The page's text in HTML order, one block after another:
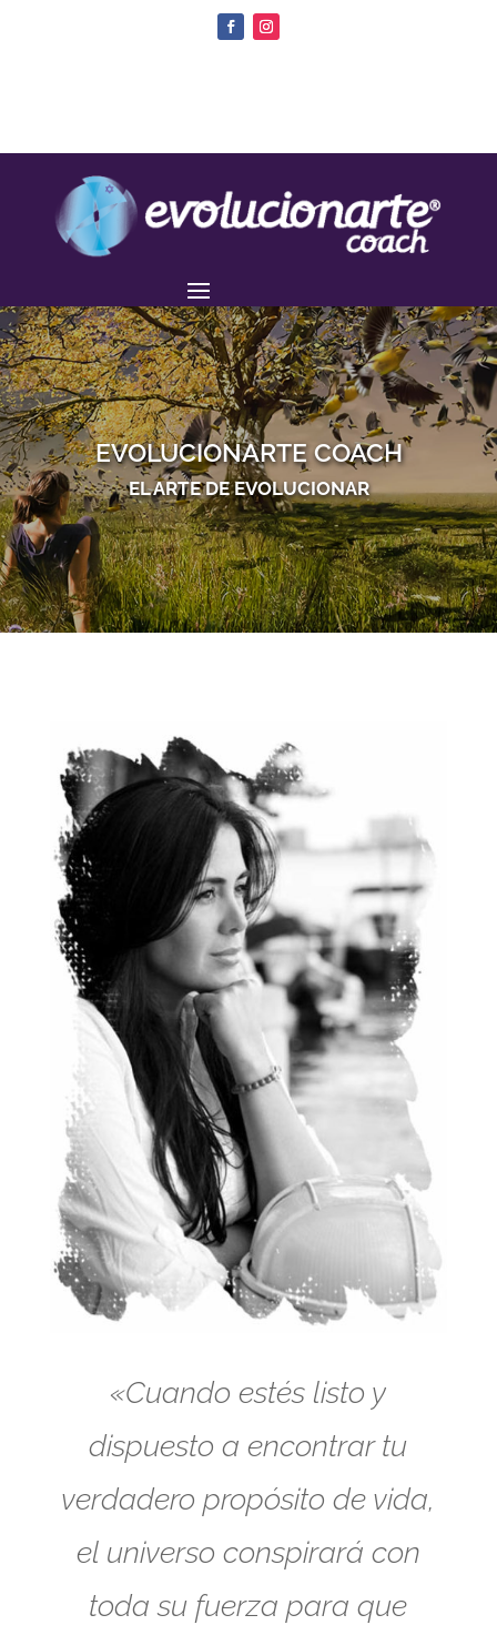
EVOLUCIONARTE COACH
EL ARTE DE EVOLUCIONAR
«Cuando estés listo y
dispuesto a encontrar tu
verdadero propósito de vida,
el universo conspirará con
toda su fuerza para que